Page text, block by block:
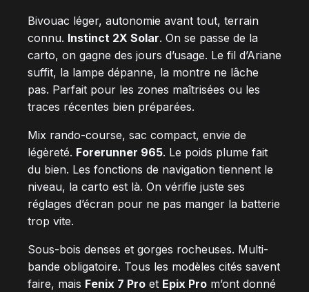
Bivouac léger, autonomie avant tout, terrain
connu. Instinct 2X Solar. On se passe de la
carto, on gagne des jours d’usage. Le fil d’Ariane
suffit, la lampe dépanne, la montre ne lâche
pas. Parfait pour les zones maîtrisées ou les
traces récentes bien préparées.
Mix rando-course, sac compact, envie de
légèreté. Forerunner 965. Le poids plume fait
du bien. Les fonctions de navigation tiennent le
niveau, la carto est là. On vérifie juste ses
réglages d’écran pour ne pas manger la batterie
trop vite.
Sous-bois denses et gorges rocheuses. Multi-
bande obligatoire. Tous les modèles cités savent
faire, mais Fenix 7 Pro et Epix Pro m’ont donné